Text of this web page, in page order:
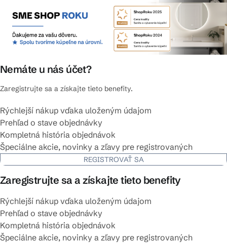
Nemáte u nás účet?
Zaregistrujte sa a získajte tieto benefity.
Rýchlejší nákup vďaka uloženým údajom
Prehľad o stave objednávky
Kompletná história objednávok
Špeciálne akcie, novinky a zľavy pre registrovaných
REGISTROVAŤ SA
Zaregistrujte sa a získajte tieto benefity
Rýchlejší nákup vďaka uloženým údajom
Prehľad o stave objednávky
Kompletná história objednávok
Špeciálne akcie, novinky a zľavy pre registrovaných